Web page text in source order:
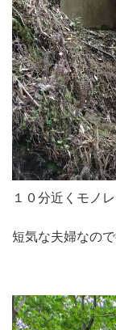
１０分近くモノ
短気な夫婦なの